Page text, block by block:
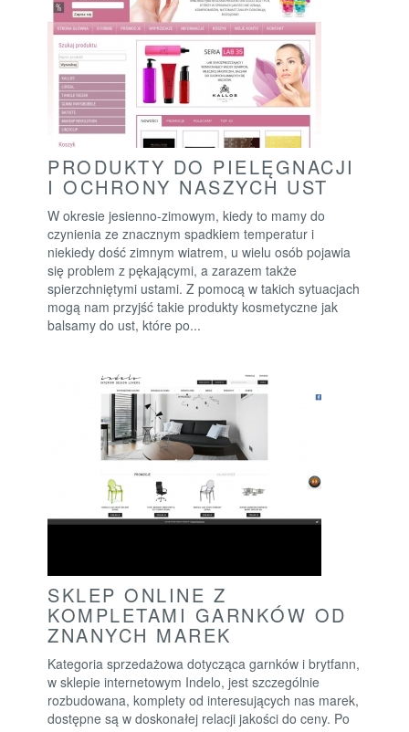
PRODUKTY DO PIELĘGNACJI
I OCHRONY NASZYCH UST
W okresie jesienno-zimowym, kiedy to mamy do
czynienia ze znacznym spadkiem temperatur i
niekiedy dość zimnym wiatrem, u wielu osób pojawia
się problem z pękającymi, a zarazem także
spierzchniętymi ustami. Z pomocą w takich sytuacjach
mogą nam przyjść takie produkty kosmetyczne jak
balsamy do ust, które po...
SKLEP ONLINE Z
KOMPLETAMI GARNKÓW OD
ZNANYCH MAREK
Kategoria sprzedażowa dotycząca garnków i brytfann,
w sklepie internetowym Indelo, jest szczególnie
rozbudowana, komplety od interesujących nas marek,
dostępne są w doskonałej relacji jakości do ceny. Po